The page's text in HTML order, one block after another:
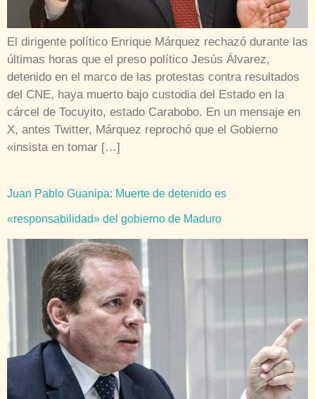
El dirigente político Enrique Márquez rechazó durante las
últimas horas que el preso político Jesús Álvarez,
detenido en el marco de las protestas contra resultados
del CNE, haya muerto bajo custodia del Estado en la
cárcel de Tocuyito, estado Carabobo. En un mensaje en
X, antes Twitter, Márquez reprochó que el Gobierno
«insista en tomar […]
Juan Pablo Guanipa: Muerte de detenido es
«responsabilidad» del gobierno de Maduro